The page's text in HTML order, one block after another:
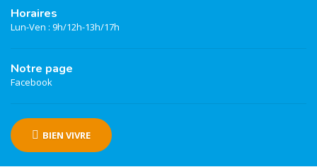
Horaires
Lun-Ven : 9h/12h-13h/17h
Notre page
Facebook
BIEN VIVRE